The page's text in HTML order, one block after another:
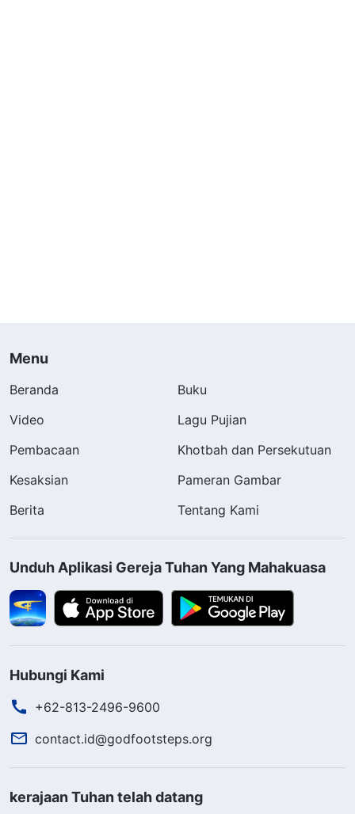
Menu
Beranda
Buku
Video
Lagu Pujian
Pembacaan
Khotbah dan Persekutuan
Kesaksian
Pameran Gambar
Berita
Tentang Kami
Unduh Aplikasi Gereja Tuhan Yang Mahakuasa
Hubungi Kami
+62-813-2496-9600
contact.id@godfootsteps.org
kerajaan Tuhan telah datang